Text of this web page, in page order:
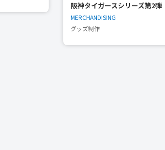
阪神タイガースシリーズ第2弾
MERCHANDISING
グッズ制作